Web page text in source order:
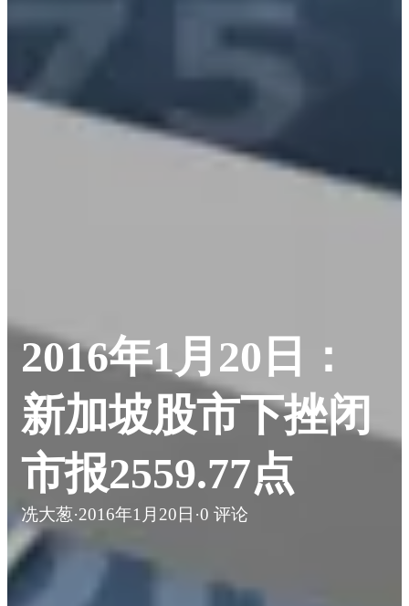
2016年1月20日：
新加坡股市下挫闭
市报2559.77点
冼大葱·2016年1月20日 ·0 评论